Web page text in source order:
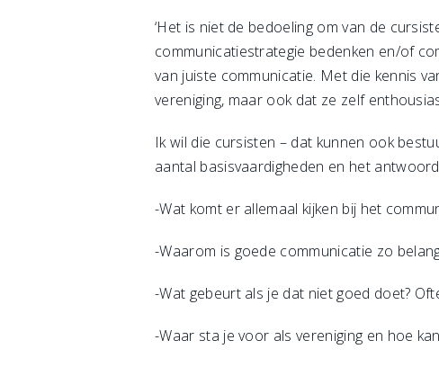
‘Het is niet de bedoeling om van de
communicatiestrategie bedenken en/of
van juiste communicatie. Met die kennis
vereniging, maar ook dat ze zelf
Ik wil die cursisten – dat kunnen ook
aantal basisvaardigheden en het
-Wat komt er allemaal kijken bij het
-Waarom is goede communicatie zo
-Wat gebeurt als je dat niet goed doet?
-Waar sta je voor als vereniging en hoe